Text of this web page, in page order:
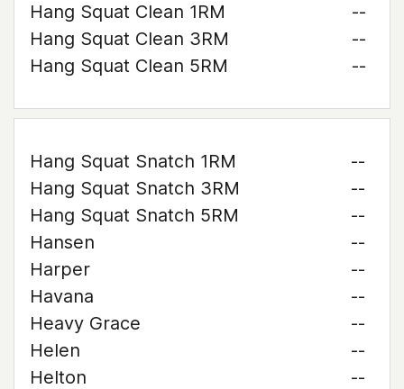
Hang Squat Clean 1RM
--
Hang Squat Clean 3RM
--
Hang Squat Clean 5RM
--
Hang Squat Snatch 1RM
--
Hang Squat Snatch 3RM
--
Hang Squat Snatch 5RM
--
Hansen
--
Harper
--
Havana
--
Heavy Grace
--
Helen
--
Helton
--